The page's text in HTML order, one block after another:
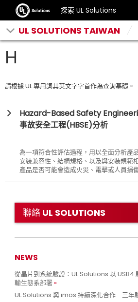
探索 UL Solutions
UL SOLUTIONS TAIWAN
H
請根據 UL 專用詞其英文字字首作為查詢基礎。
Hazard-Based Safety
事故安全工程(HBSE)分析
為一項符合性評估過程，用以全面分析產
安裝兼容性、結構規格、以及與安裝規範
產品是否可能會造成火災、電擊或人員損
聯絡 UL SOLUTIONS
NEWS
從晶片到系統驗證：UL Solutions 以 USB4
輸生態系部署
UL Solutions 與 imos 持續深化合作 三年